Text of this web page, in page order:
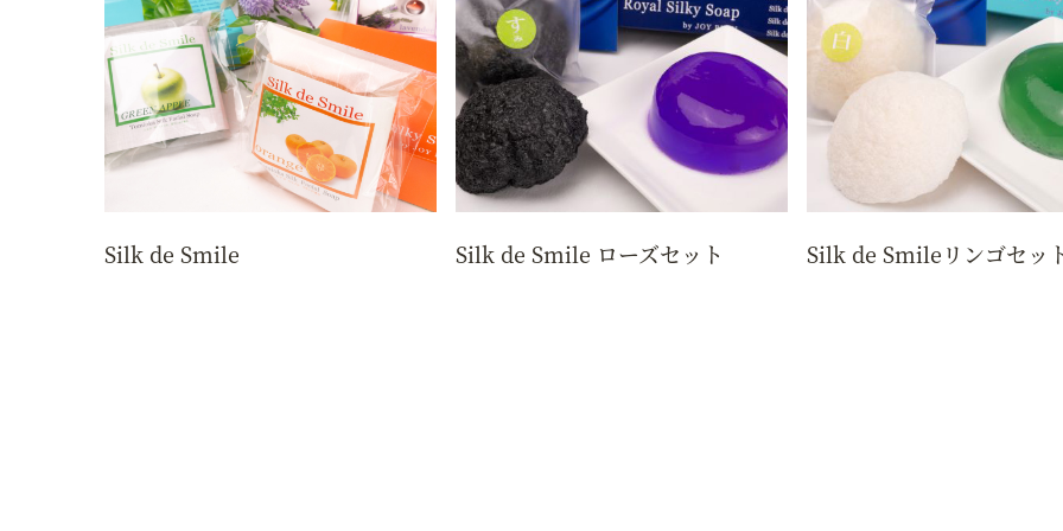
Silk de Smile Silk de Smile ローズセット Silk de Smileリンゴセッ